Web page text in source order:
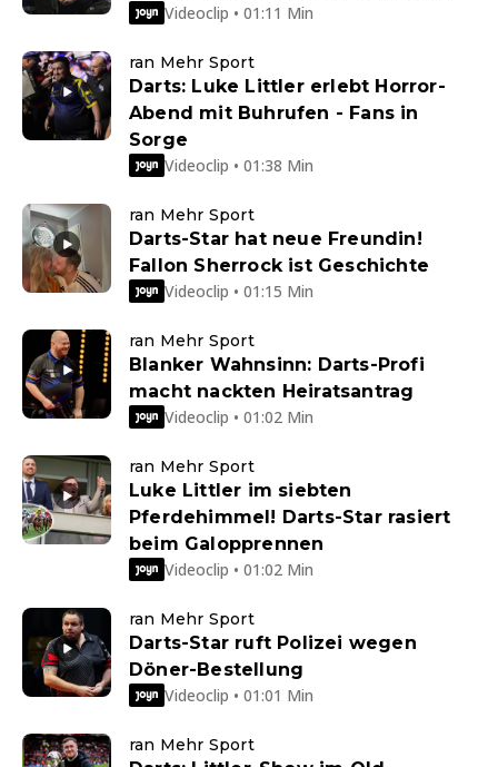
Videoclip • 01:11 Min
ran Mehr Sport
Darts: Luke Littler erlebt Horror-
Abend mit Buhrufen - Fans in
Sorge
Videoclip • 01:38 Min
ran Mehr Sport
Darts-Star hat neue Freundin!
Fallon Sherrock ist Geschichte
Videoclip • 01:15 Min
ran Mehr Sport
Blanker Wahnsinn: Darts-Profi
macht nackten Heiratsantrag
Videoclip • 01:02 Min
ran Mehr Sport
Luke Littler im siebten
Pferdehimmel! Darts-Star rasiert
beim Galopprennen
Videoclip • 01:02 Min
ran Mehr Sport
Darts-Star ruft Polizei wegen
Döner-Bestellung
Videoclip • 01:01 Min
ran Mehr Sport